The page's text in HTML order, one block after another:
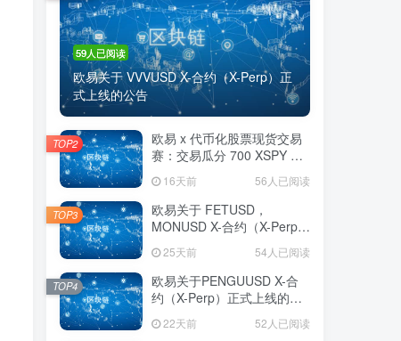
59人已阅读
欧易关于 VVVUSD X-合约（X-Perp）正
式上线的公告
欧易 x 代币化股票现货交易
赛：交易瓜分 700 XSPY 奖
16天前 56人已阅读
TOP2
欧易关于 FETUSD，
MONUSD X-合约（X-Perp）
25天前 54人已阅读
TOP3
欧易关于PENGUUSD X-合
约（X-Perp）正式上线的公
22天前 52人已阅读
TOP4